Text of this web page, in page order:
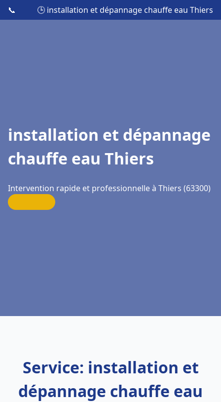
📞 🕒 installation et dépannage chauffe eau Thiers
installation et dépannage
chauffe eau Thiers
Intervention rapide et professionnelle à Thiers (63300)
Service: installation et
dépannage chauffe eau